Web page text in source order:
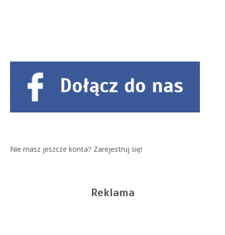
Nie masz jeszcze konta? Zarejestruj się!
Reklama